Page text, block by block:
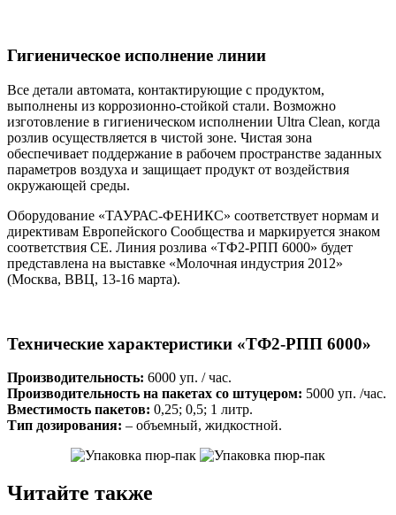
Гигиеническое исполнение линии
Все детали автомата, контактирующие с продуктом,
выполнены из коррозионно-стойкой стали. Возможно
изготовление в гигиеническом исполнении Ultra Clean, когда
розлив осуществляется в чистой зоне. Чистая зона
обеспечивает поддержание в рабочем пространстве заданных
параметров воздуха и защищает продукт от воздействия
окружающей среды.
Оборудование «ТАУРАС-ФЕНИКС» соответствует нормам и
директивам Европейского Сообщества и маркируется знаком
соответствия CE. Линия розлива «ТФ2-РПП 6000» будет
представлена на выставке «Молочная индустрия 2012»
(Москва, ВВЦ, 13-16 марта).
Технические характеристики «ТФ2-РПП 6000»
Производительность: 6000 уп. / час.
Производительность на пакетах со штуцером: 5000 уп. /час.
Вместимость пакетов: 0,25; 0,5; 1 литр.
Тип дозирования: – объемный, жидкостной.
Читайте также